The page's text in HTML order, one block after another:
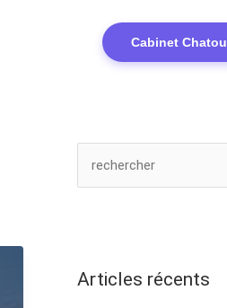
Cabinet Chatou
e
Articles récents